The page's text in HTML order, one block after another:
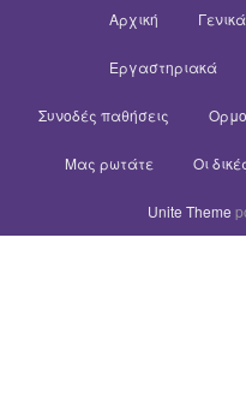
Αρχική Γενικά
Εργαστηριακά
Συνοδές παθήσεις
Μας ρωτάτε Οι
Unite Theme